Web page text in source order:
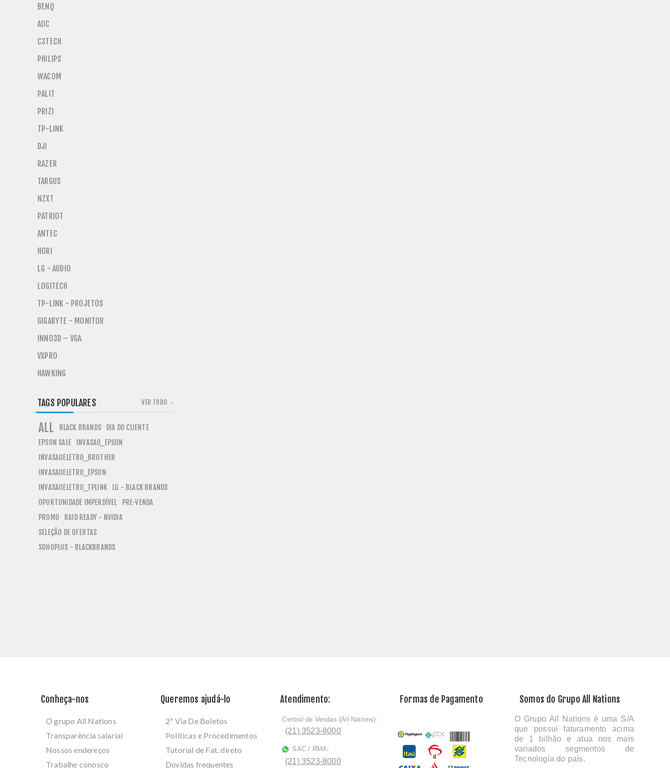
BENQ
AOC
C3TECH
PHILIPS
WACOM
PALIT
PRIZI
TP-LINK
DJI
RAZER
TARGUS
NZXT
PATRIOT
ANTEC
HORI
LG - AUDIO
LOGITECH
TP-LINK - PROJETOS
GIGABYTE - MONITOR
INNO3D – VGA
VXPRO
HAWKING
TAGS POPULARES
ALL BLACK BRANDS DIA DO CLIENTE
EPSON SALE INVASAO_EPSON
INVASAOELETRO_BROTHER
INVASAOELETRO_EPSON
INVASAOELETRO_TPLINK LG - BLACK BRANDS
OPORTUNIDADE IMPERDÍVEL PRE-VENDA
PROMO
RAID READY - NVIDIA
SELEÇÃO DE OFERTAS
SOHOPLUS - BLACKBRANDS
VER TUDO
Conheça-nos
O grupo All Nations
Transparência salarial
Nossos endereços
Trabalhe conosco
Queremos ajudá-lo
2ª Via De Boletos
Políticas e Procedimentos
Tutorial de Fat. direto
Dúvidas frequentes
Atendimento:
ﾠCentral de Vendas (All Nations):
(21) 3523-8000
SAC / RMA:
(21) 3523-8000
Formas de Pagamento Somos do Grupo All Nations
O Grupo All Nations é uma S/A
que possui faturamento acima
de 1 bilhão e atua nos mais
variados segmentos de
Tecnologia do país.